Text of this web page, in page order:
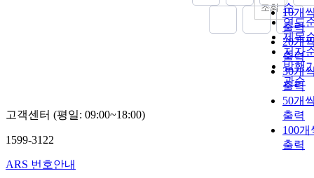
순
연도
제목
저자
발행
관순
10개
출력
20개
출력
30개
출력
50개
출력
100개
출력
조회
고객센터 (평일: 09:00~18:00)
1599-3122
ARS 번호안내